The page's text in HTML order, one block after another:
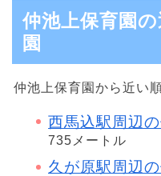
仲池上保育園
園
仲池上保育園から近い
西馬込駅周辺
735メートル
久が原駅周辺